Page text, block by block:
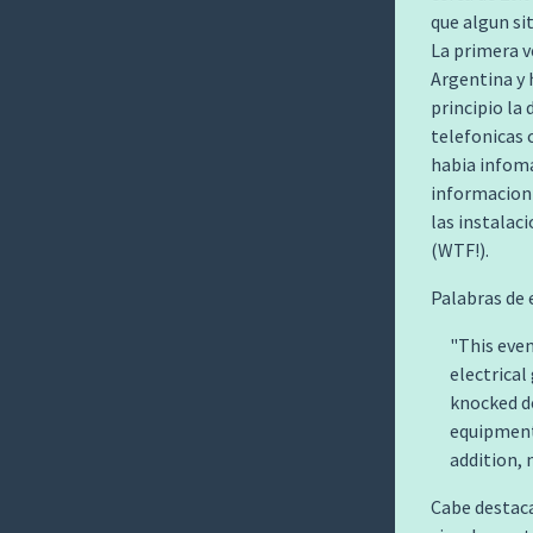
que algun
La primera
Argentina y
principio la
telefonicas
habia
las
(WTF!).
Palabras
This
electrical
knocked
addition,
Cabe